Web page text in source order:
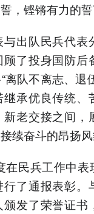
，铿锵有力的誓
出队民兵代表
了投身国防后
离队不离志、退
承优良传统、
老交接之间，
续奋斗的昂扬风
在民兵工作中表
了通报表彰。
发了荣誉证书